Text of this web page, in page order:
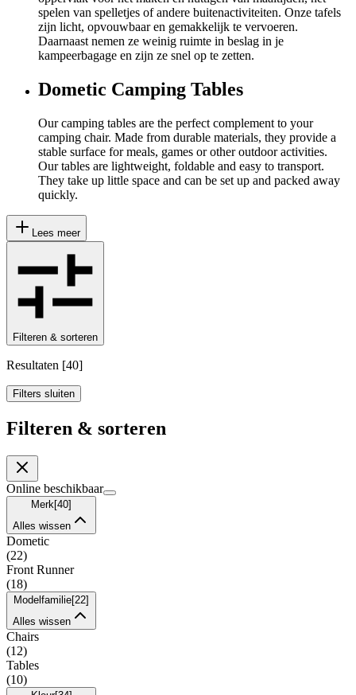
spelen van spelletjes of andere buitenactiviteiten. Onze tafels
zijn licht, opvouwbaar en gemakkelijk te vervoeren.
Daarnaast nemen ze weinig ruimte in beslag in je
kampeerbagage en zijn ze snel op te zetten.
Dometic Camping Tables
Our camping tables are the perfect complement to your
camping chair. Made from durable materials, they provide a
stable surface for meals, games or other outdoor activities.
Our tables are lightweight, foldable and easy to transport.
They take up little space and can be set up and packed away
quickly.
Lees meer
Filteren & sorteren
Resultaten [40]
Filters sluiten
Filteren & sorteren
Online beschikbaar
Merk[40]
Alles wissen
Dometic
(22)
Front Runner
(18)
Modelfamilie[22]
Alles wissen
Chairs
(12)
Tables
(10)